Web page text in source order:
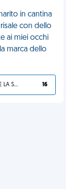
in cantina
con dello
ai miei occhi
marca dello
SVEGLIATI, TE LA SEI CERCATA! 16